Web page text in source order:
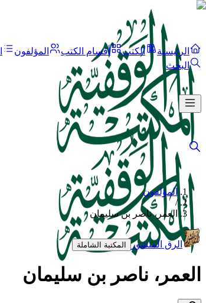
الرئيسية الكتب أقسام الكتب المؤلفون
البحث
المؤلفون
/
العمر، ناصر بن سليمان
الرق المنشور المكتبة الشاملة
العمر، ناصر بن سليمان